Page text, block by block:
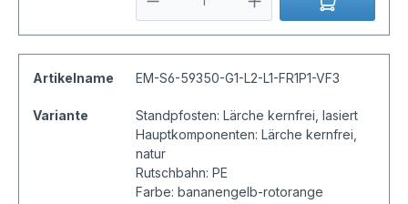
Artikelname EM-S6-59350-G1-L2-L1-FR1P1-VF3
Variante
Standpfosten: Lärche kernfrei, lasiert
Hauptkomponenten: Lärche kernfrei,
natur
Rutschbahn: PE
Farbe: bananengelb-rotorange